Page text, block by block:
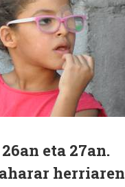
eta 27an.
herriaren